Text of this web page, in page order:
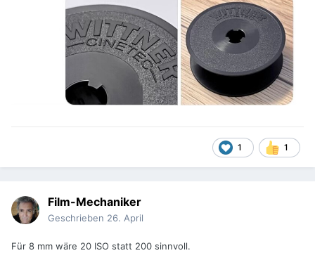
1 1
Film-Mechaniker
Geschrieben 26. April
Für 8 mm wäre 20 ISO statt 200 sinnvoll.